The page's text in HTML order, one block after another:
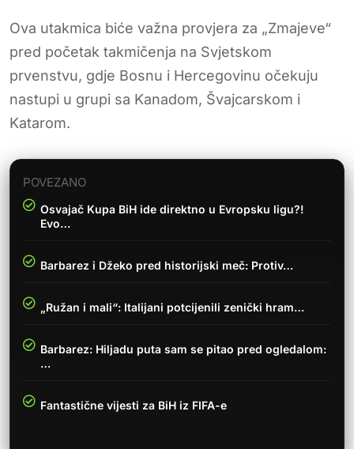
Ova utakmica biće važna provjera za „Zmajeve“
pred početak takmičenja na Svjetskom
prvenstvu, gdje Bosnu i Hercegovinu očekuju
nastupi u grupi sa Kanadom, Švajcarskom i
Katarom.
POVEZANO
Osvajač Kupa BiH ide direktno u Evropsku ligu?!
Evo…
Barbarez i Džeko pred historijski meč: Protiv…
„Ružan i mali“: Italijani potcijenili zenički hram…
Barbarez: Hiljadu puta sam se pitao pred ogledalom:
…
Fantastične vijesti za BiH iz FIFA-e